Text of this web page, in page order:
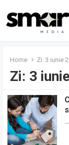
Home Zi:3 iunie
Zi: 3
—